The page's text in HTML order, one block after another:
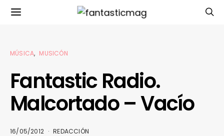
MÚSICA MUSICÓN
Fantastic Radio.
Malcortado – Vacío
16/05/2012 REDACCIÓN